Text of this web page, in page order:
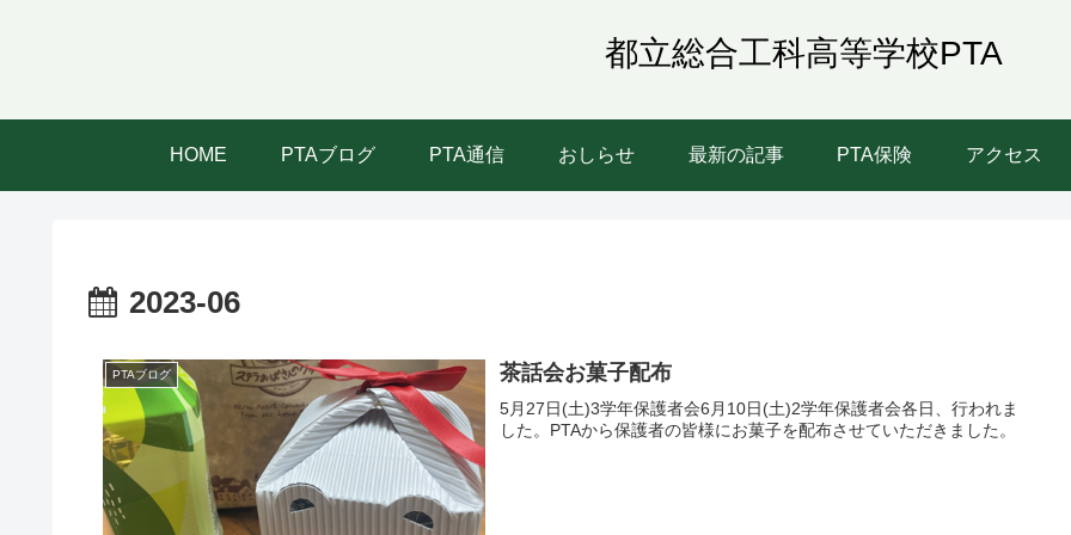
都立総合工科高等学校PTA
HOME PTAブログ PTA通信 おしらせ 最新の記事 PTA保険 アクセス
2023-06
PTAブログ 茶話会お菓子配布
5月27日(土)3学年保護者会6月10日(土)2学年保護者会各日、行われま
した。PTAから保護者の皆様にお菓子を配布させていただきました。